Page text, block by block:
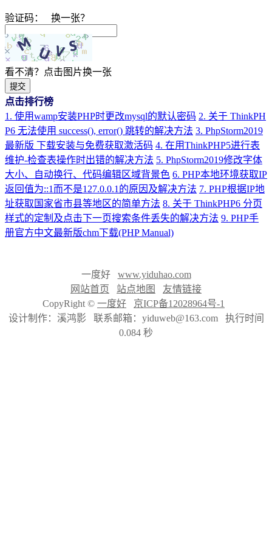
验证码： 换一张？
看不清？点击图片换一张
提交
点击排行榜
1. 使用wamp安装PHP时更改mysql的默认密码 2. 关于 ThinkPH
P6 无法使用 success(), error() 跳转的解决方法 3. PhpStorm2019
最新版 下载安装与免费获取激活码 4. 在用ThinkPHP5进行表
维护-检查表操作时出错的解决方法 5. PhpStorm2019修改字体
大小、自动换行、代码编辑区域背景色 6. PHP本地环境获取IP
返回值为::1而不是127.0.0.1的原因及解决方法 7. PHP根据IP地
址获取国家省市县等地区的简单方法 8. 关于 ThinkPHP6 分页
样式的定制及点击下一页搜索条件丢失的解决方法 9. PHP手
册官方中文最新版chm下载(PHP Manual)
一度好 www.yiduhao.com
网站首页
站点地图
友情链接
CopyRight © 一度好
京ICP备12028964号-1
设计制作：溪鸿影 联系邮箱：yiduweb@163.com 执行时间
0.084 秒